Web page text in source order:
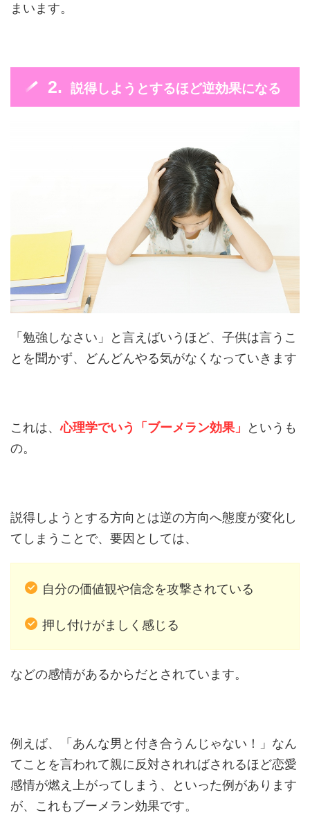
まいます。
説得しようとするほど逆効果になる
「勉強しなさい」と言えばいうほど、子供は言うこ
とを聞かず、どんどんやる気がなくなっていきます
これは、心理学でいう「ブーメラン効果」
というも
の。
説得しようとする方向とは逆の方向へ態度が変化し
てしまうことで、要因としては、
自分の価値観や信念を攻撃されている
押し付けがましく感じる
などの感情があるからだとされています。
例えば、「あんな男と付き合うんじゃない！」なん
てことを言われて親に反対されればされるほど恋愛
感情が燃え上がってしまう、といった例があります
が、これもブーメラン効果です。